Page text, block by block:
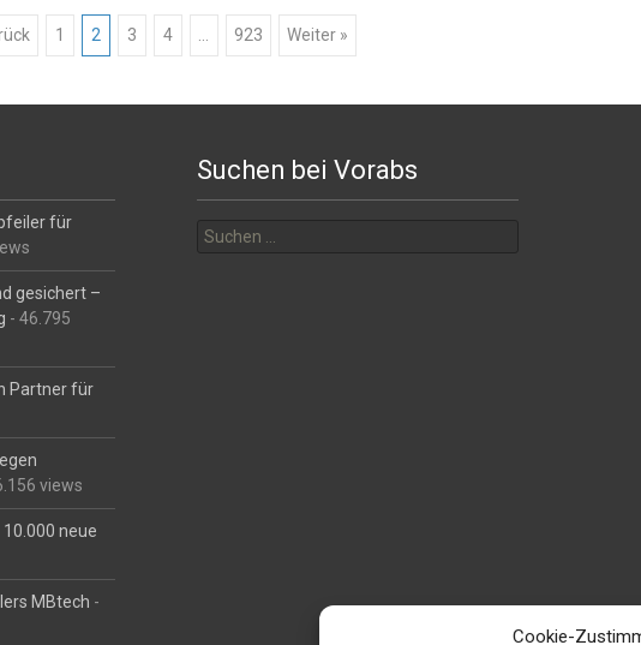
Cookie-
1 2 3 4 923 Weiter »
für
gesichert –
- 46.795
Partner für
views
neue
MBtech -
Suchen bei Vorabs
nach: